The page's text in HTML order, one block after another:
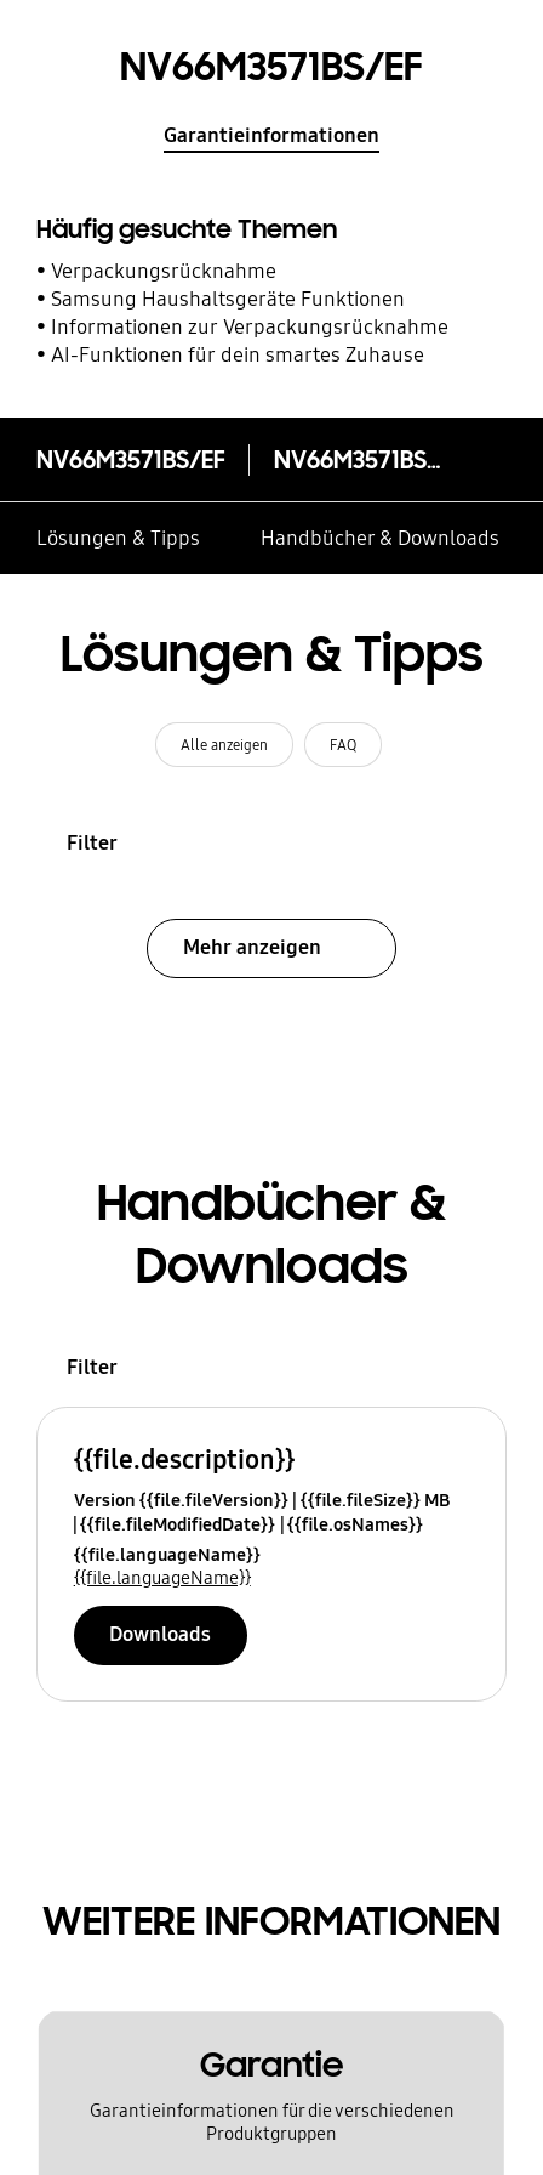
NV66M3571BS/EF
Garantieinformationen
Häufig gesuchte Themen
Verpackungsrücknahme
Samsung Haushaltsgeräte Funktionen
Informationen zur Verpackungsrücknahme
AI-Funktionen für dein smartes Zuhause
NV66M3571BS/EF NV66M3571BS/EF
Lösungen & Tipps Handbücher & Downloads
Lösungen & Tipps
Alle anzeigen FAQ
Filter
Mehr anzeigen
Handbücher &
Downloads
Filter
{{file.description}}
Version {{file.fileVersion}} {{file.fileSize}} MB
{{file.fileModifiedDate}} {{file.osNames}}
{{file.languageName}}
{{file.languageName}}
Downloads
WEITERE INFORMATIONEN
Garantie
Garantieinformationen für die verschiedenen
Produktgruppen